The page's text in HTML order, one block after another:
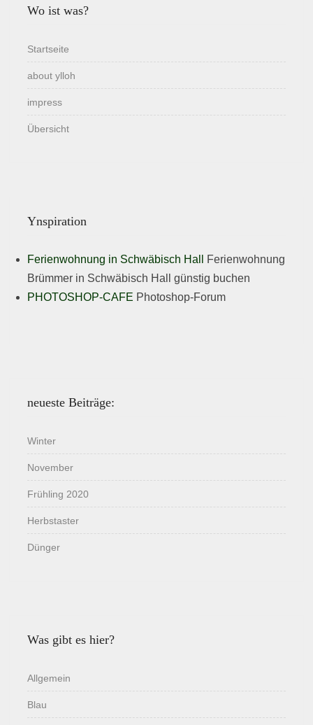
Wo ist was?
Startseite
about ylloh
impress
Übersicht
Ynspiration
Ferienwohnung in Schwäbisch Hall
Ferienwohnung
Brümmer in Schwäbisch Hall günstig buchen
PHOTOSHOP-CAFE Photoshop-Forum
neueste Beiträge:
Winter
November
Frühling 2020
Herbstaster
Dünger
Was gibt es hier?
Allgemein
Blau